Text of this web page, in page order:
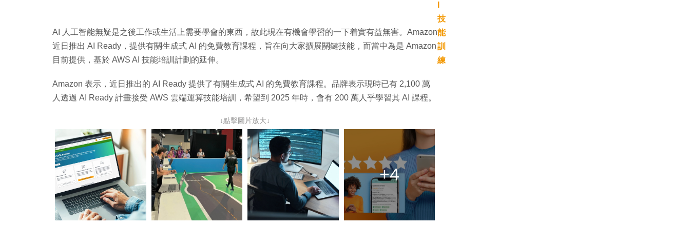
AI 人工智能無疑是之後工作或生活上需要學會的東西，故此現在有機會學習的一下着實有益無害。Amazon
近日推出 AI Ready，提供有關生成式 AI 的免費教育課程，旨在向大家擴展關鍵技能，而當中為是 Amazon
目前提供，基於 AWS AI 技能培訓計劃的延伸。
Amazon 表示，近日推出的 AI Ready 提供了有關生成式 AI 的免費教育課程。品牌表示現時已有 2,100 萬
人透過 AI Ready 計畫接受 AWS 雲端運算技能培訓，希望到 2025 年時，會有 200 萬人乎學習其 AI 課程。
↓點擊圖片放大↓
+4